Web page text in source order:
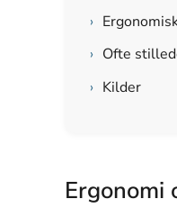
›
› Ofte
› Kilder
Ergonomi